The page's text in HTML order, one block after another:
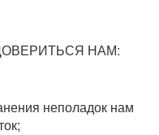
НАМ:
неполадок нам